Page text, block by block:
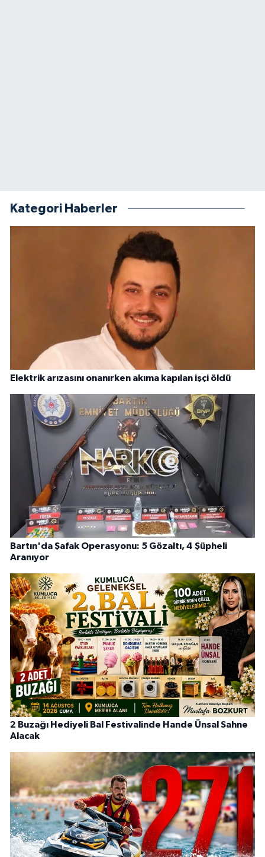
Kategori Haberler
Elektrik arızasını onanırken akıma kapılan işçi öldü
Bartın'da Şafak Operasyonu: 5 Gözaltı, 4 Şüpheli
Aranıyor
2 Buzağı Hediyeli Bal Festivalinde Hande Ünsal Sahne
Alacak